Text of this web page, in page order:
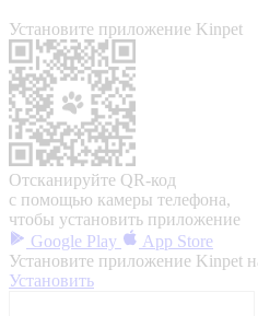
Установите приложение Kinpet
Отсканируйте QR-код
с помощью камеры телефона,
чтобы установить приложение
Google Play
App Store
Установите приложение Kinpet
Установить